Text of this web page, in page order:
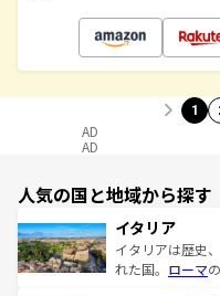
1
AD
AD
人気の国と地域から探す
イタリア
イタリアは歴史
れた国。 ローマ